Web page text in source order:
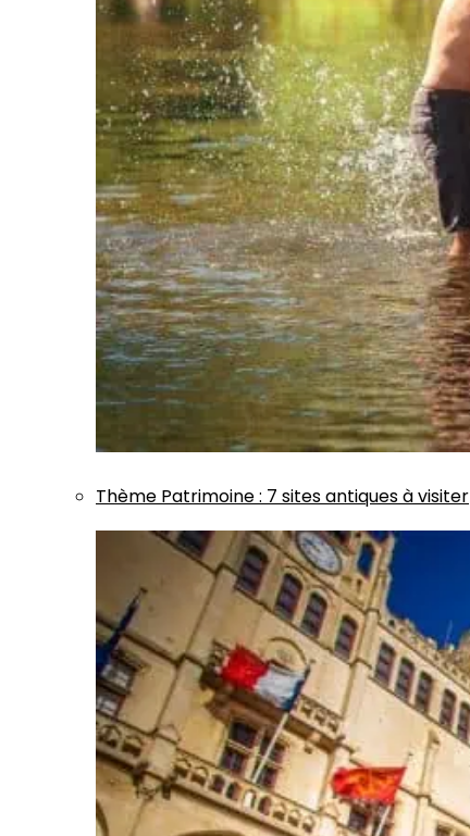
Thème Patrimoine: 7 sites antiques à visiter